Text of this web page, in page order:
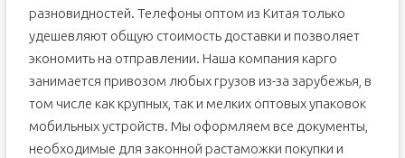
разновидностей. Телефоны оптом из Китая только
удешевляют общую стоимость доставки и позволяет
экономить на отправлении. Наша компания карго
занимается привозом любых грузов из-за зарубежья, в
том числе как крупных, так и мелких оптовых упаковок
мобильных устройств. Мы оформляем все документы,
необходимые для законной растаможки покупки и